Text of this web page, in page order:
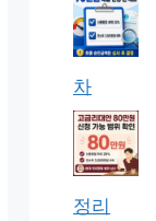
차
정리